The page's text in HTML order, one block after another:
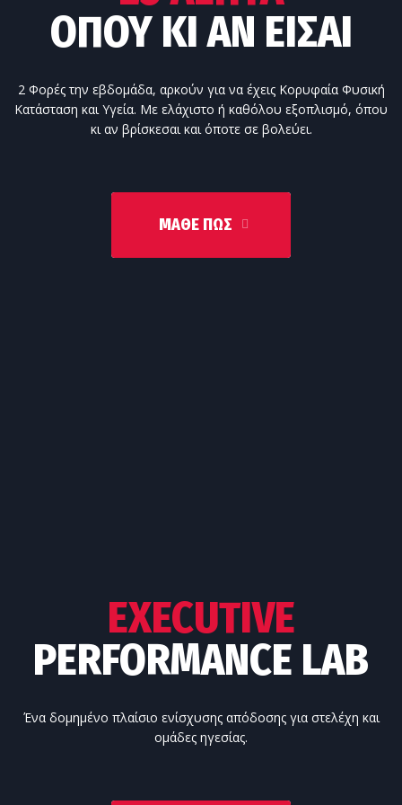
ΌΠΟΥ ΚΙ ΑΝ ΕΊΣΑΙ
2 Φορές την εβδομάδα, αρκούν για να έχεις Κορυφαία Φυσική
Κατάσταση και Υγεία. Με ελάχιστο ή καθόλου εξοπλισμό, όπου
κι αν βρίσκεσαι και όποτε σε βολεύει.
ΜΆΘΕ ΠΩΣ
EXECUTIVE
PERFORMANCE LAB
Ένα δομημένο πλαίσιο ενίσχυσης απόδοσης για στελέχη και
ομάδες ηγεσίας.